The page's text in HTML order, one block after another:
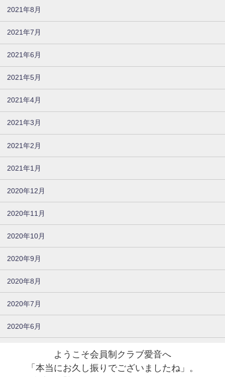
2021年8月
2021年7月
2021年6月
2021年5月
2021年4月
2021年3月
2021年2月
2021年1月
2020年12月
2020年11月
2020年10月
2020年9月
2020年8月
2020年7月
2020年6月
ようこそ会員制クラブ愛音へ
「本当にお久し振りでございましたね」。